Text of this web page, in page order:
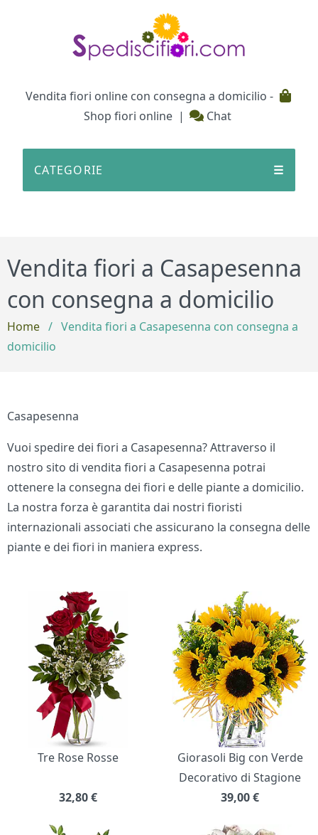
Vendita fiori online con consegna a domicilio -
Shop fiori online | Chat
CATEGORIE ☰
Vendita fiori a Casapesenna
con consegna a domicilio
Home / Vendita fiori a Casapesenna con consegna a
domicilio
Casapesenna
Vuoi spedire dei fiori a Casapesenna? Attraverso il
nostro sito di vendita fiori a Casapesenna potrai
ottenere la consegna dei fiori e delle piante a domicilio.
La nostra forza è garantita dai nostri fioristi
internazionali associati che assicurano la consegna delle
piante e dei fiori in maniera express.
Bouquet di fiori
Tre Rose Rosse
32,80€
Giorasoli Big con Verde
Decorativo di Stagione
39,00€